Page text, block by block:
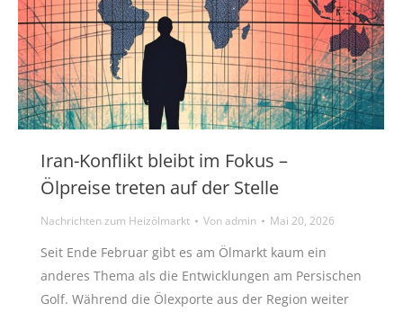
Iran-Konflikt bleibt im Fokus –
Ölpreise treten auf der Stelle
Nachrichten zum Heizölmarkt Vonadmin Mai 20, 2026
Seit Ende Februar gibt es am Ölmarkt kaum ein
anderes Thema als die Entwicklungen am Persischen
Golf. Während die Ölexporte aus der Region weiter